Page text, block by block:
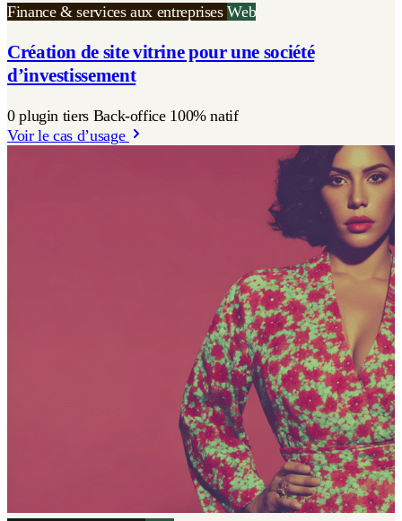
Finance & services aux entreprisesWeb
Création de site vitrine pour une société
d’investissement
0 plugin tiers Back-office 100% natif
Voir le cas d’usage